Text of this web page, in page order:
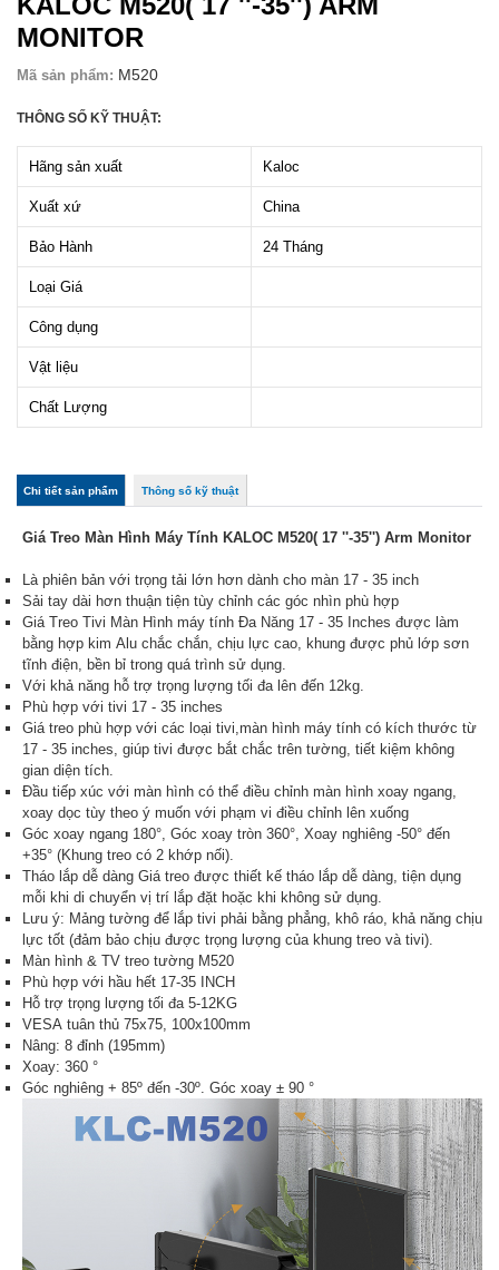
MONITOR
Mã sản phẩm: M520
THÔNG SỐ KỸ THUẬT:
Hãng sản xuất Kaloc
Xuất xứ China
Bảo Hành 24 Tháng
Loại Giá
Công dụng
Vật liệu
Chất Lượng
col_horizontal
Chi tiết sản phẩm
động)
Thông số kỹ thuật
Giá Treo Màn Hình Máy Tính KALOC M520( 17 ''-35'') Arm Monitor
Là phiên bản với trọng tải lớn hơn dành cho màn 17 - 35 inch
Sải tay dài hơn thuận tiện tùy chỉnh các góc nhìn phù hợp
Giá Treo Tivi Màn Hình máy tính Đa Năng 17 - 35 Inches được làm
bằng hợp kim Alu chắc chắn, chịu lực cao, khung được phủ lớp sơn
tĩnh điện, bền bỉ trong quá trình sử dụng.
Với khả năng hỗ trợ trọng lượng tối đa lên đến 12kg.
Phù hợp với tivi 17 - 35 inches
Giá treo phù hợp với các loại tivi,màn hình máy tính có kích thước từ
17 - 35 inches, giúp tivi được bắt chắc trên tường, tiết kiệm không
gian diện tích.
Đầu tiếp xúc với màn hình có thể điều chỉnh màn hình xoay ngang,
xoay dọc tùy theo ý muốn với phạm vi điều chỉnh lên xuống
Góc xoay ngang 180°, Góc xoay tròn 360°, Xoay nghiêng -50° đến
+35° (Khung treo có 2 khớp nối).
Tháo lắp dễ dàng Giá treo được thiết kế tháo lắp dễ dàng, tiện dụng
mỗi khi di chuyển vị trí lắp đặt hoặc khi không sử dụng.
Lưu ý: Mảng tường để lắp tivi phải bằng phẳng, khô ráo, khả năng chịu
lực tốt (đảm bảo chịu được trọng lượng của khung treo và tivi).
Màn hình & TV treo tường M520
Phù hợp với hầu hết 17-35 INCH
Hỗ trợ trọng lượng tối đa 5-12KG
VESA tuân thủ 75x75, 100x100mm
Nâng: 8 đỉnh (195mm)
Xoay: 360 °
Góc nghiêng + 85º đến -30º. Góc xoay ± 90 °